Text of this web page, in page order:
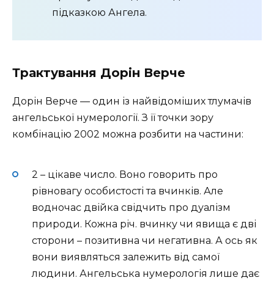
підказкою Ангела.
Трактування Дорін Верче
Дорін Верче — один із найвідоміших тлумачів
ангельської нумерології. З її точки зору
комбінацію 2002 можна розбити на частини:
2 – цікаве число. Воно говорить про
рівновагу особистості та вчинків. Але
водночас двійка свідчить про дуалізм
природи. Кожна річ. вчинку чи явища є дві
сторони – позитивна чи негативна. А ось як
вони виявляться залежить від самої
людини. Ангельська нумерологія лише дає